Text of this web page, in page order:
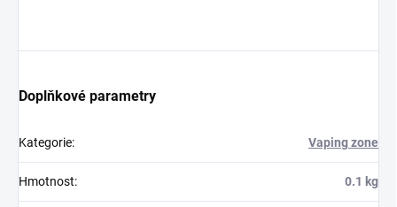
Doplňkové parametry
Kategorie: Vaping zone
Hmotnost: 0.1 kg